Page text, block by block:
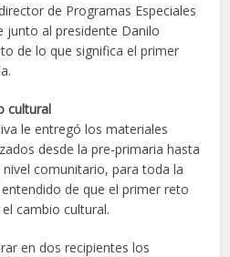
de Programas Especiales
junto al presidente Danilo
de lo que significa el primer
cultural
le entregó los materiales
desde la pre-primaria hasta
comunitario, para toda la
de que el primer reto
cambio cultural.
en dos recipientes los